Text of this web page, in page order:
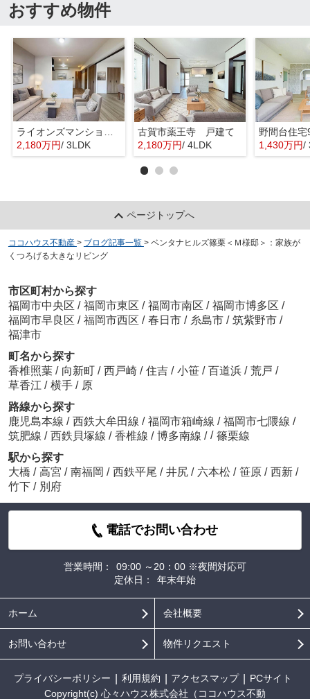
おすすめ物件
ライオンズマンション今宿
2,180万円/ 3LDK
古賀市薬王寺 戸建て
2,180万円/ 4LDK
野間台住宅
1,430万円/
ページトップへ
ココハウス不動産 > ブログ記事一覧 > ベンタナヒルズ篠栗＜Ｍ様邸＞：家族が
くつろげる大きなリビング
市区町村から探す
福岡市中央区 / 福岡市東区 / 福岡市南区 / 福岡市博多区 /
福岡市早良区 / 福岡市西区 / 春日市 / 糸島市 / 筑紫野市 /
福津市
町名から探す
香椎照葉 / 向新町 / 西戸崎 / 住吉 / 小笹 / 百道浜 / 荒戸 /
草香江 / 横手 / 原
路線から探す
鹿児島本線 / 西鉄大牟田線 / 福岡市箱崎線 / 福岡市七隈線 /
筑肥線 / 西鉄貝塚線 / 香椎線 / 博多南線 / / 篠栗線
駅から探す
大橋 / 高宮 / 南福岡 / 西鉄平尾 / 井尻 / 六本松 / 笹原 / 西新 /
竹下 / 別府
電話でお問い合わせ
営業時間：
09:00 ～20：00 ※夜間対応可
定休日：
年末年始
ホーム 会社概要
お問い合わせ 物件リクエスト
プライバシーポリシー 利用規約 アクセスマップ
PCサイト
Copyright(c) 心々ハウス株式会社（ココハウス不動